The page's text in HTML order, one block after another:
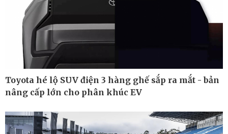
Pháp luật
Thể thao
Toyota hé lộ SUV điện 3 hàng ghế sắp ra mắt - bản
nâng cấp lớn cho phân khúc EV